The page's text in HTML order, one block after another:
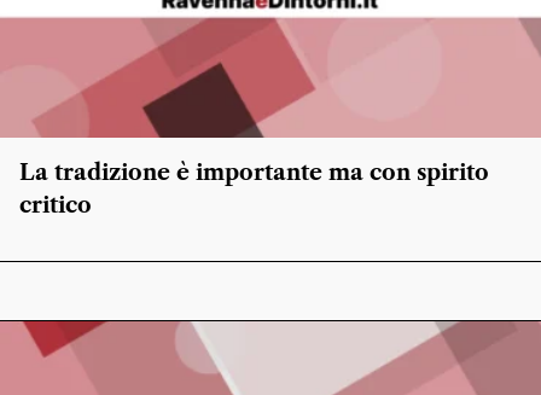
La tradizione è importante ma con spirito
critico